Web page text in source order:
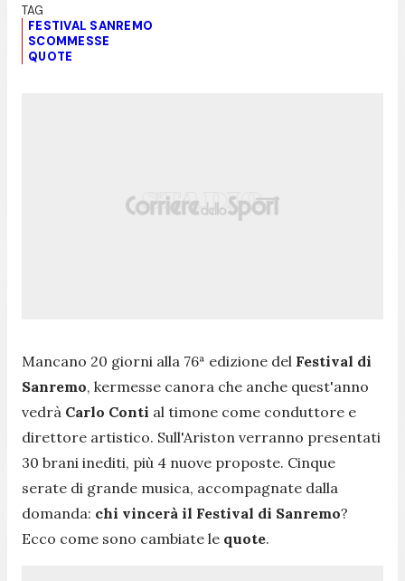
FESTIVAL SANREMO
SCOMMESSE
QUOTE
Mancano 20 giorni alla 76ª edizione del Festival di
Sanremo, kermesse canora che anche quest'anno
vedrà Carlo Conti al timone come conduttore e
direttore artistico. Sull'Ariston verranno presentati
30 brani inediti, più 4 nuove proposte. Cinque
serate di grande musica, accompagnate dalla
domanda: chi vincerà il Festival di Sanremo?
Ecco come sono cambiate le quote.